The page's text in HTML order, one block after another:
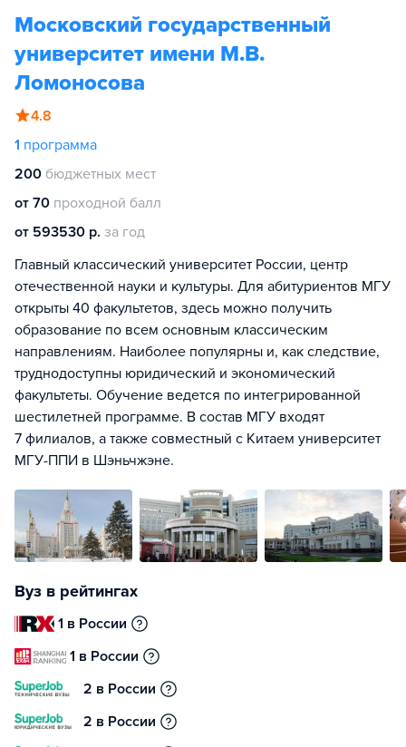
Московский государственный
университет имени М.В.
Ломоносова
4.8
1 программа
200 бюджетных мест
от 70 проходной балл
от 593530 р. за год
Главный классический университет России, центр
отечественной науки и культуры. Для абитуриентов МГУ
открыты 40 факультетов, здесь можно получить
образование по всем основным классическим
направлениям. Наиболее популярны и, как следствие,
труднодоступны юридический и экономический
факультеты. Обучение ведется по интегрированной
шестилетней программе. В состав МГУ входят
7 филиалов, а также совместный с Китаем университет
МГУ-ППИ в Шэньчжэне.
Вуз в рейтингах
1 в России
1 в России
2 в России
2 в России